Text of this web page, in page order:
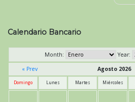
Calendario Bancario
Month:
Year:
« Prev
Agosto 2026
Domingo Lunes Martes Miércoles